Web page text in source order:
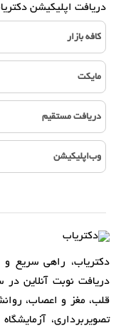
دریافت اپلیکیشن
کافه بازار
مایکت
دریافت مستقیم
وب‌اپلیکیشن
دکتریاب، راهی سریع و
دریافت نوبت آنلاین
قلب، مغز و اعصاب،
تصویربرداری،